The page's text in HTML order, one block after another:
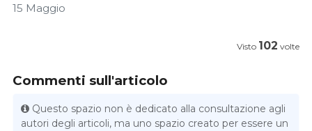
15 Maggio
Visto 102 volte
Commenti sull'articolo
Questo spazio non è dedicato alla consultazione agli
autori degli articoli, ma uno spazio creato per essere un